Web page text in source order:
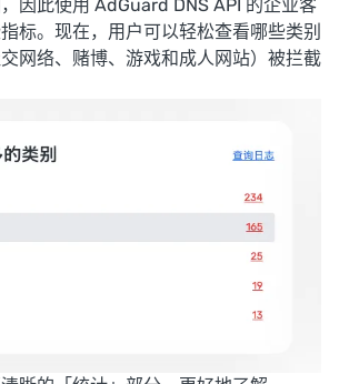
因此使用 AdGuard DNS API 的企业客
标。现在，用户可以轻松查看哪些类别
网络、赌博、游戏和成人网站）被拦截